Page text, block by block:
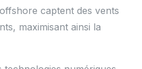
captent des vents
maximisant ainsi la